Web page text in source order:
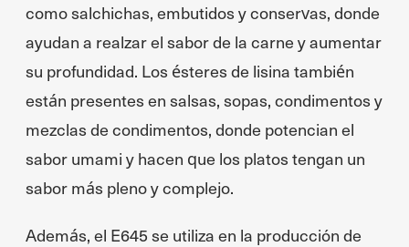
como salchichas, embutidos y conservas, donde
ayudan a realzar el sabor de la carne y aumentar
su profundidad. Los ésteres de lisina también
están presentes en salsas, sopas, condimentos y
mezclas de condimentos, donde potencian el
sabor umami y hacen que los platos tengan un
sabor más pleno y complejo.
Además, el E645 se utiliza en la producción de